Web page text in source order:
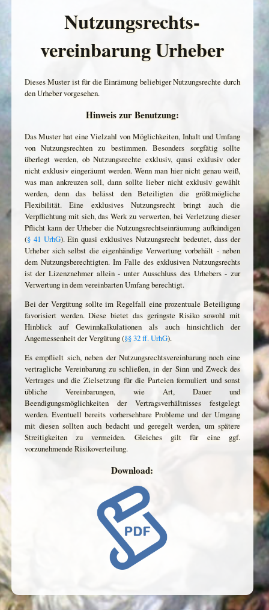
Nutzungsrechts-
vereinbarung Urheber
Dieses Muster ist für die Einrämung beliebiger Nutzungsrechte durch
den Urheber vorgesehen.
Hinweis zur Benutzung:
Das Muster hat eine Vielzahl von Möglichkeiten, Inhalt und Umfang
von Nutzungsrechten zu bestimmen. Besonders sorgfätig sollte
überlegt werden, ob Nutzungsrechte exklusiv, quasi exklusiv oder
nicht exklusiv eingeräumt werden. Wenn man hier nicht genau weiß,
was man ankreuzen soll, dann sollte lieber nicht exklusiv gewählt
werden, denn das belässt den Beteiligten die größtmögliche
Flexibilität. Eine exklusives Nutzungsrecht bringt auch die
Verpflichtung mit sich, das Werk zu verwerten, bei Verletzung dieser
Pflicht kann der Urheber die Nutzungsrechtseinräumung aufkündigen
(§ 41 UrhG). Ein quasi exklusives Nutzungsrecht bedeutet, dass der
Urheber sich selbst die eigenhändige Verwertung vorbehält - neben
dem Nutzungsberechtigten. Im Falle des exklusiven Nutzungsrechts
ist der Lizenznehmer allein - unter Ausschluss des Urhebers - zur
Verwertung in dem vereinbarten Umfang berechtigt.
Bei der Vergütung sollte im Regelfall eine prozentuale Beteiligung
favorisiert werden. Diese bietet das geringste Risiko sowohl mit
Hinblick auf Gewinnkalkulationen als auch hinsichtlich der
Angemessenheit der Vergütung (§§ 32 ff. UrhG).
Es empflielt sich, neben der Nutzungsrechtsvereinbarung noch eine
vertragliche Vereinbarung zu schließen, in der Sinn und Zweck des
Vertrages und die Zielsetzung für die Parteien formuliert und sonst
übliche Vereinbarungen, wie Art, Dauer und
Beendigungsmöglichkeiten der Vertragsverhältnisses festgelegt
werden. Eventuell bereits vorhersehbare Probleme und der Umgang
mit diesen sollten auch bedacht und geregelt werden, um spätere
Streitigkeiten zu vermeiden. Gleiches gilt für eine ggf.
vorzunehmende Risikoverteilung.
Download: